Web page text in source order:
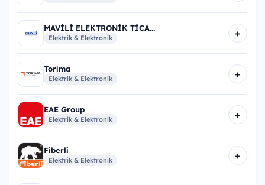
MAVİLİ ELEKTRONİK TİCA...
Elektrik & Elektronik +
Torima
Elektrik & Elektronik +
EAE Group
Elektrik & Elektronik +
Fiberli
Elektrik & Elektronik +